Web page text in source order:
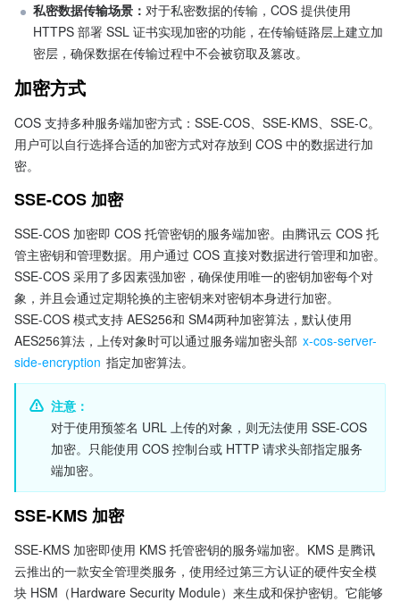
私密数据传输场景： 对于私密数据的传输，COS 提供使用
HTTPS 部署 SSL 证书实现加密的功能，在传输链路层上建立加
密层，确保数据在传输过程中不会被窃取及篡改。
加密方式
COS 支持多种服务端加密方式：SSE-COS、SSE-KMS、SSE-C。
用户可以自行选择合适的加密方式对存放到 COS 中的数据进行加
密。
SSE-COS 加密
SSE-COS 加密即 COS 托管密钥的服务端加密。由腾讯云 COS 托
管主密钥和管理数据。用户通过 COS 直接对数据进行管理和加密。
SSE-COS 采用了多因素强加密，确保使用唯一的密钥加密每个对
象，并且会通过定期轮换的主密钥来对密钥本身进行加密。
SSE-COS 模式支持 AES256和 SM4两种加密算法，默认使用
AES256算法，上传对象时可以通过服务端加密头部 x-cos-server-
side-encryption 指定加密算法。
注意：
对于使用预签名 URL 上传的对象，则无法使用 SSE-COS
加密。只能使用 COS 控制台或 HTTP 请求头部指定服务
端加密。
SSE-KMS 加密
SSE-KMS 加密即使用 KMS 托管密钥的服务端加密。KMS 是腾讯
云推出的一款安全管理类服务，使用经过第三方认证的硬件安全模
块 HSM（Hardware Security Module）来生成和保护密钥。它能够